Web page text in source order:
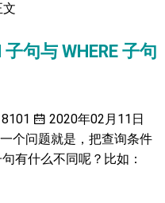
文
句与 WHERE 子句
8101
2020年02月11日
个问题就是，把查询条件
有什么不同呢？比如：